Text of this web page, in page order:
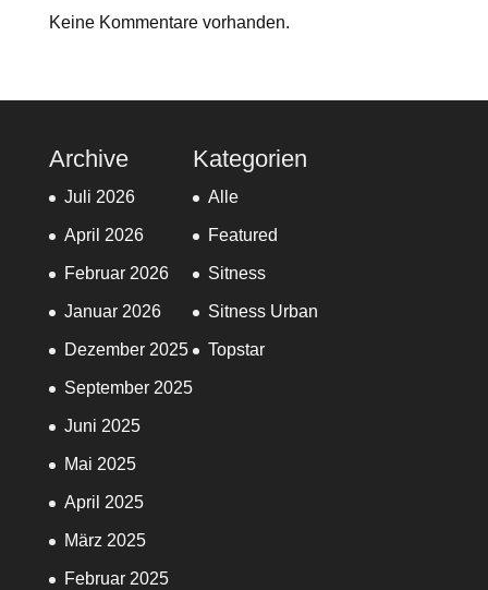
Keine Kommentare vorhanden.
Archive
Juli 2026
April 2026
Februar 2026
Januar 2026
Dezember 2025
September 2025
Juni 2025
Mai 2025
April 2025
März 2025
Februar 2025
Kategorien
Alle
Featured
Sitness
Sitness Urban
Topstar